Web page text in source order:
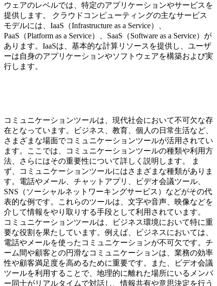
ウェアのレベルでは、特定のアプリケーションやサービスを
提供します。 クラウドコンピューティングの主なサービス
モデルには、IaaS（Infrastructure as a Service）、
PaaS（Platform as a Service）、SaaS（Software as a Service）が
あります。IaaSは、基本的な計算リソースを提供し、ユーザ
ーは自身のアプリケーションやソフトウェアを構築および実
行します。
コミュニケーションツールは、現代社会において不可欠な存
在となっています。ビジネス、教育、個人の日常生活など、
さまざまな場面でコミュニケーションツールが活用されてい
ます。ここでは、コミュニケーションツールの種類や利用方
法、さらにはその重要性について詳しく説明します。 ま
ず、コミュニケーションツールにはさまざまな種類がありま
す。電話やメール、チャットアプリ、ビデオ会議ツール、
SNS（ソーシャルネットワーキングサービス）などがその代
表的な例です。これらのツールは、文字や音声、映像などを
介して情報をやり取りする手段として利用されています。
コミュニケーションツールは、ビジネス環境において特に重
要な役割を果たしています。例えば、ビジネスにおいては、
電話やメールを使ったコミュニケーションが不可欠です。チ
ーム間や顧客との円滑なコミュニケーションは、業務の効率
性や顧客満足度を高めるために重要です。また、ビデオ会議
ツールを利用することで、地理的に離れた場所にいるメンバ
ー同士がリアルタイムで対話し、情報共有や意思決定を行う